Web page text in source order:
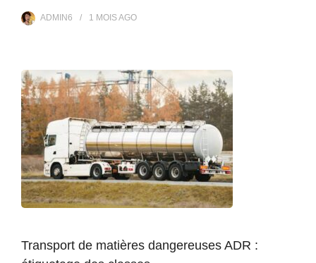
ADMIN6 1 MOISAGO
Transport de matières dangereuses ADR :